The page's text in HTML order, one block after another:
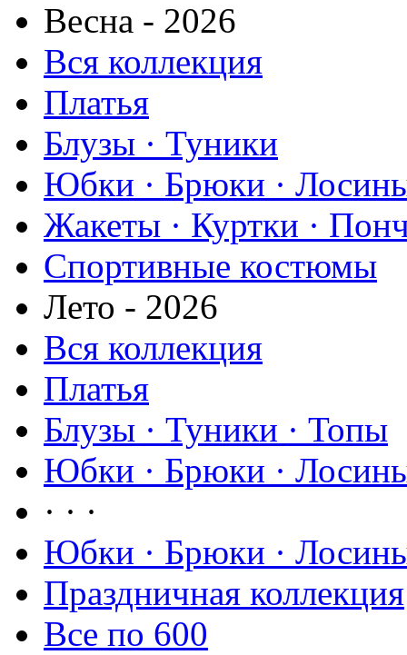
Весна - 2026
Вся коллекция
Платья
Блузы · Туники
Юбки · Брюки ·
Жакеты · Куртки ·
Спортивные костюмы
Лето - 2026
Вся коллекция
Платья
Блузы · Туники · Топы
Юбки · Брюки ·
· · ·
Юбки · Брюки ·
Праздничная коллекция
Все по 600